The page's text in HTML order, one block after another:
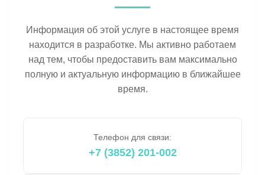
Информация об этой услуге в настоящее время
находится в разработке. Мы активно работаем
над тем, чтобы предоставить вам максимально
полную и актуальную информацию в ближайшее
время.
Телефон для связи:
+7 (3852) 201-002